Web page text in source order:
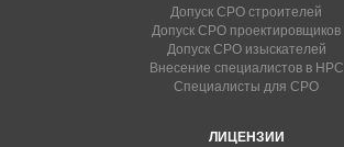
Допуск СРО строителей
Допуск СРО проектировщиков
Допуск СРО изыскателей
Внесение специалистов в НРС
Специалисты для СРО
ЛИЦЕНЗИИ